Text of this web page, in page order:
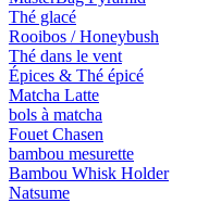
Thé glacé
Rooibos / Honeybush
Thé dans le vent
Épices & Thé épicé
Matcha Latte
bols à matcha
Fouet Chasen
bambou mesurette
Bambou Whisk Holder
Natsume